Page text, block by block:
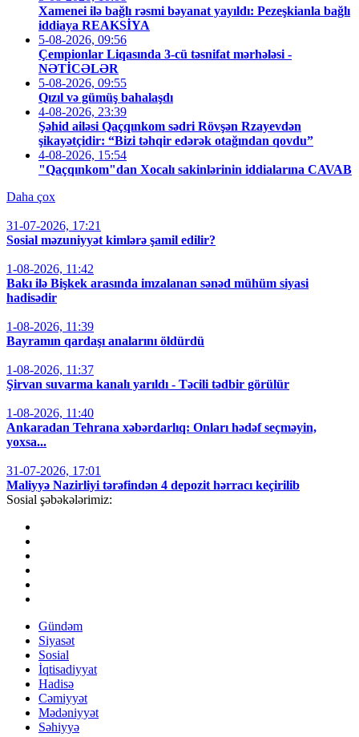
Xamenei ilə bağlı rəsmi bəyanat yayıldı: Pezeşkianla bağlı
iddiaya REAKSİYA
5-08-2026, 09:56
Çempionlar Liqasında 3-cü təsnifat mərhələsi -
NƏTİCƏLƏR
5-08-2026, 09:55
Qızıl və gümüş bahalaşdı
4-08-2026, 23:39
Şəhid ailəsi Qaçqınkom sədri Rövşən Rzayevdən
şikayətçidir: “Bizi təhqir edərək otağından qovdu”
4-08-2026, 15:54
"Qaçqınkom"dan Xocalı sakinlərinin iddialarına CAVAB
Daha çox
31-07-2026, 17:21
Sosial məzuniyyət kimlərə şamil edilir?
1-08-2026, 11:42
Bakı ilə Bişkek arasında imzalanan sənəd mühüm siyasi
hadisədir
1-08-2026, 11:39
Bayramın qardaşı analarını öldürdü
1-08-2026, 11:37
Şirvan suvarma kanalı yarıldı - Təcili tədbir görülür
1-08-2026, 11:40
Ankaradan Tehrana xəbərdarlıq: Onları hədəf seçməyin,
yoxsa...
31-07-2026, 17:01
Maliyyə Nazirliyi tərəfindən 4 depozit hərracı keçirilib
Sosial şəbəkələrimiz:
Gündəm
Siyasət
Sosial
İqtisadiyyat
Hadisə
Cəmiyyət
Mədəniyyət
Səhiyyə